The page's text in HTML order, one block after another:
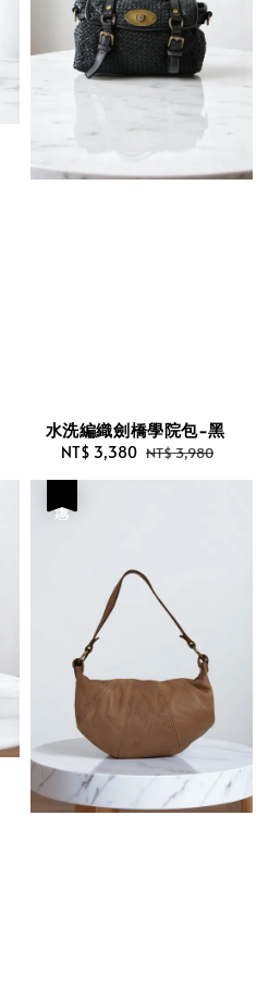
水洗編織劍橋學院包-黑
Sale
price
NT$ 3,380 Regular
price
NT$ 3,980